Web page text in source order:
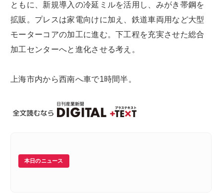
ともに、新規導入の冷延ミルを活用し、みがき帯鋼を
拡販。プレスは家電向けに加え、鉄道車両用など大型
モーターコアの加工に進む。下工程を充実させた総合
加工センターへと進化させる考え。
上海市内から西南へ車で1時間半。
本日のニュース